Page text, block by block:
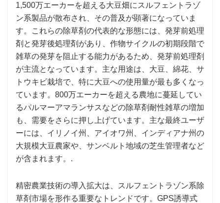
1,500万エーカーを超える大豆畑にスルフェントラゾ
ン系製品が散布され、その普及が顕著になっていま
す。これらの除草剤の代表的な形態には、発芽前処理
剤と発芽後処理剤があり、作物サイクルの初期段階で
雑草の発芽を阻止する能力があるため、発芽前処理剤
が主流となっています。主な用途は、大豆、綿花、サ
トウキビ栽培で、特に大豆への使用量が最も多くなっ
ています。800万エーカーを超える農地に蔓延してい
るパルマーアマランサスなどの除草剤耐性雑草の増加
も、需要をさらに押し上げています。主な最終ユーザ
ーには、イリノイ州、アイオワ州、インディアナ州の
大規模大豆農家や、サンベルト地域の芝生管理者など
が含まれます。.
精密農業技術の導入拡大は、スルフェントラゾン系除
草剤市場を形作る重要なトレンドです。GPS誘導式